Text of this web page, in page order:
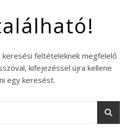
keresési feltételeknek megfelelő
kifejezéssel újra kellene
egy keresést.